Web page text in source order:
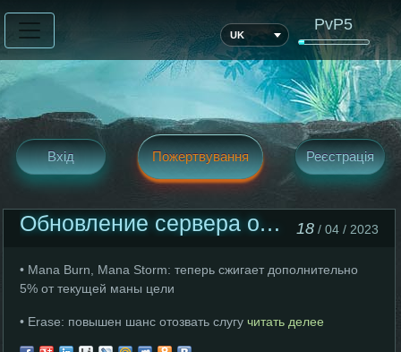
UK
PvP5
Вхід Пожертвування Реєстрація
Обновление сервера от 18 Апреля 18 / 04 / 2023
• Mana Burn, Mana Storm: теперь сжигает дополнительно
5% от текущей маны цели
• Erase: повышен шанс отозвать слугу читать делее